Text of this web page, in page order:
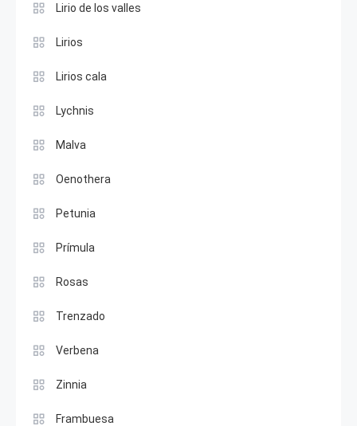
Lirio de los valles
Lirios
Lirios cala
Lychnis
Malva
Oenothera
Petunia
Prímula
Rosas
Trenzado
Verbena
Zinnia
Frambuesa